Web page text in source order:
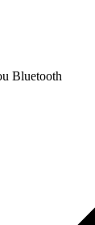
Bluetooth